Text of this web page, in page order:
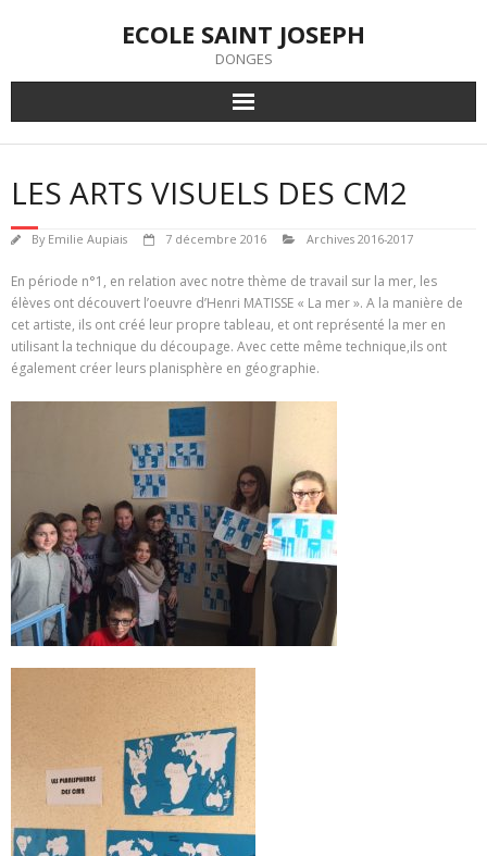
ECOLE SAINT JOSEPH
DONGES
LES ARTS VISUELS DES CM2
By Emilie Aupiais 7 décembre 2016 Archives 2016-2017
En période n°1, en relation avec notre thème de travail sur la mer, les
élèves ont découvert l’oeuvre d’Henri MATISSE « La mer ». A la manière de
cet artiste, ils ont créé leur propre tableau, et ont représenté la mer en
utilisant la technique du découpage. Avec cette même technique,ils ont
également créer leurs planisphère en géographie.